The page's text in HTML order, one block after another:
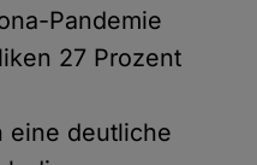
Pandemie
27 Prozent
eine deutliche